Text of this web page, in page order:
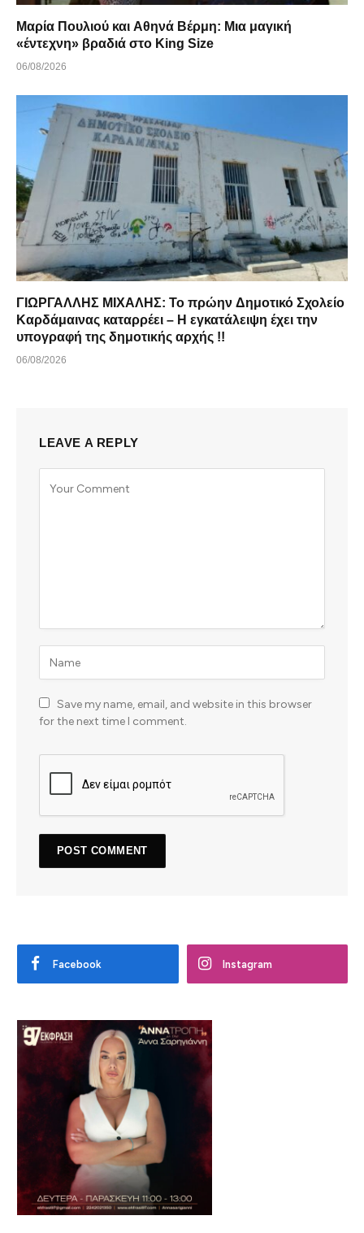
Μαρία Πουλιού και Αθηνά Βέρμη: Μια μαγική
«έντεχνη» βραδιά στο King Size
06/08/2026
ΓΙΩΡΓΑΛΛΗΣ ΜΙΧΑΛΗΣ: Το πρώην Δημοτικό Σχολείο
Καρδάμαινας καταρρέει – Η εγκατάλειψη έχει την
υπογραφή της δημοτικής αρχής !!
06/08/2026
LEAVE A REPLY
Save my name, email, and website in this browser
for the next time I comment.
Facebook Instagram